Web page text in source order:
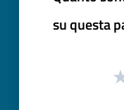
su questa